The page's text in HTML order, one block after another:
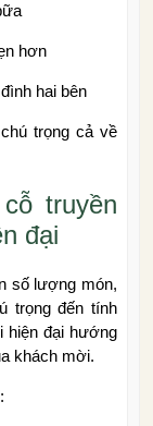
hơn
hai bên
trọng cả về
truyền
đại
số lượng món,
trọng đến tính
hiện đại hướng
khách mời.